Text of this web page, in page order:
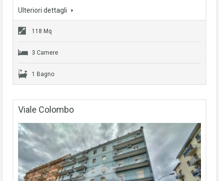
Ulteriori dettagli
118 Mq
3 Camere
1 Bagno
Viale Colombo